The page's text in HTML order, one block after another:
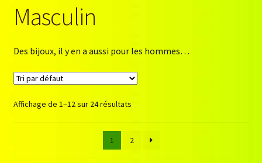
Blog
Boutique
CGV
Connaissance des pierres
Masculin
Des bijoux, il y en a aussi pour les hommes…
Affichage de 1–12 sur 24 résultats
1 2